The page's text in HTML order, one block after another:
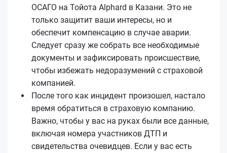
ОСАГО на Тойота Alphard в Казани. Это не
только защитит ваши интересы, но и
обеспечит компенсацию в случае аварии.
Следует сразу же собрать все необходимые
документы и зафиксировать происшествие,
чтобы избежать недоразумений с страховой
компанией.
После того как инцидент произошел, настало
время обратиться в страховую компанию.
Важно, чтобы у вас на руках были все данные,
включая номера участников ДТП и
свидетельства очевидцев. Если у вас есть